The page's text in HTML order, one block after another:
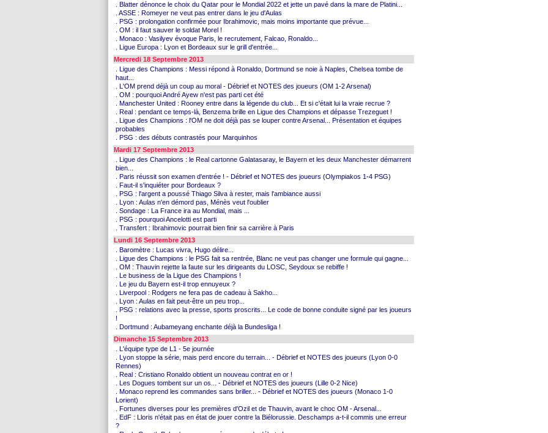
. Blatter dénonce le choix du Qatar pour le Mondial 2022 et jette un pavé dans la mare de Platini...
. ASSE : Romeyer ne veut pas entrer dans le jeu d'Aulas
. PSG : prolongation confirmée pour Ibrahimovic, mais moins importante que prévue...
. OM : il faut sauver le soldat Morel !
. Monaco : Vasilyev évoque Paris, le recrutement, Falcao, Ronaldo...
. Ligue Europa : Lyon et Bordeaux sur le grill d'entrée...
Mercredi 18 Septembre 2013
. Ligue des Champions : Messi répond à Ronaldo, Dortmund se noie à Naples, Chelsea tombe de
haut...
. L'OM prend déjà un coup au moral - Débrief et NOTES des joueurs (OM 1-2 Arsenal)
. OM : pourquoi André Ayew n'est pas parti cet été
. Manchester United : Rooney entre dans la légende du club... Et si c'était lui la vraie recrue ?
. Real : pendant ce temps-là, Benzema brille en Ligue des Champions et dépasse Trezeguet !
. Ligue des Champions : l'OM ne doit déjà pas se louper contre Arsenal... Présentation et équipes
probables
. PSG : des débuts contrastés pour Marquinhos
Mardi 17 Septembre 2013
. Ligue des Champions : le Real cartonne Galatasaray, le Bayern et les deux Manchester démarrent
bien...
. Paris réussit son examen d'entrée ! - Débrief et NOTES des joueurs (Olympiakos 1-4 PSG)
. Faut-il s'inquiéter pour Bordeaux ?
. PSG : l'argent a poussé Thiago Silva à rester, mais l'ambiance aussi
. Lyon : Aulas n'en démord pas, Ménès veut l'oublier
. Sondage : La France ira au Mondial, mais ...
. PSG : pourquoi Ancelotti est parti
. Transfert : Ibrahimovic pourrait bien finir sa carrière à Paris
Lundi 16 Septembre 2013
. Baromètre : Lucas vivra, Hugo délire...
. Ligue des Champions : le PSG fait sa rentrée, Blanc ne veut pas changer une formule qui gagne...
. OM : Thauvin rejette la faute sur les dirigeants du LOSC, Seydoux se rebiffe !
. Le business de la Ligue des Champions !
. Le jeu du Bayern est-il trop ennuyeux ?
. Liverpool : Rodgers ne fera pas de cadeau à Sakho...
. Lyon : Aulas en fait peut-être un peu trop...
. PSG : relations avec la presse, sports proscrits... Le code de bonne conduite signé par les joueurs
!
. Dortmund : Aubameyang enchante déjà la Bundesliga !
Dimanche 15 Septembre 2013
. L'équipe type de L1 - 5e journée
. Lyon stoppe la série, mais perd encore du terrain... - Débrief et NOTES des joueurs (Lyon 0-0
Rennes)
. Real : Cristiano Ronaldo obtient un nouveau contrat en or !
. Les Dogues tombent sur un os... - Débrief et NOTES des joueurs (Lille 0-2 Nice)
. Monaco reprend les commandes sans briller... - Débrief et NOTES des joueurs (Monaco 1-0
Lorient)
. Fortunes diverses pour les premières d'Ozil et de Thauvin, avant le choc OM - Arsenal...
. EdF : Lloris n'était pas en état de jouer contre la Biélorussie. Deschamps a-t-il commis une erreur
?